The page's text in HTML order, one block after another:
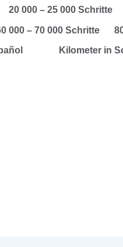
20 000 – 25 000 Schritte
000 – 70 000 Schritte
Kilometer in